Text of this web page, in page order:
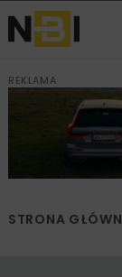
REKLAMA
STRONA